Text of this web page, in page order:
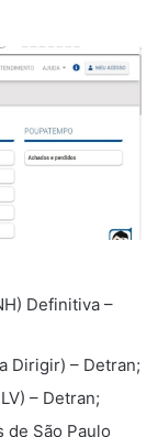
Definitiva –
Dirigir) – Detran;
– Detran;
de São Paulo